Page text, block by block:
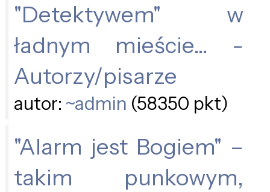
"Detektywem" w
ładnym mieście… -
Autorzy/pisarze
autor: ~admin (58350 pkt)
"Alarm jest Bogiem" –
takim punkowym,